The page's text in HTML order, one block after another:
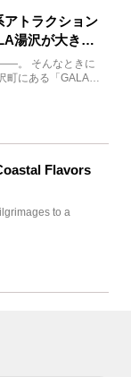
アトラクション
湯沢が大きく
。 そんなときに
町にある「GALA湯
Flavors
to a